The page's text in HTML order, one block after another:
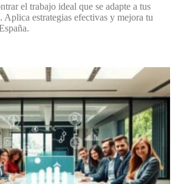
el trabajo ideal que se adapte a tus
Aplica estrategias efectivas y mejora tu